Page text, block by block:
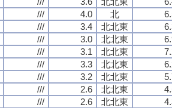
/// 4.0 北
/// 3.4 北北東
/// 3.0 北北東
/// 3.1 北北東
/// 3.3 北北東
/// 3.2 北北東
/// 2.6 北北東
/// 2.6 北北東